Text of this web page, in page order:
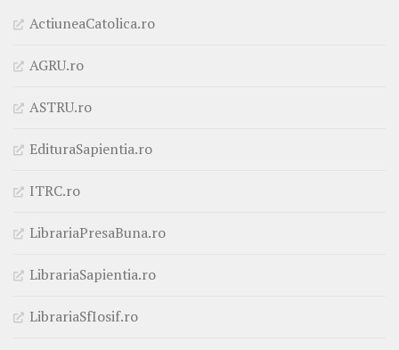
ActiuneaCatolica.ro
AGRU.ro
ASTRU.ro
EdituraSapientia.ro
ITRC.ro
LibrariaPresaBuna.ro
LibrariaSapientia.ro
LibrariaSfIosif.ro